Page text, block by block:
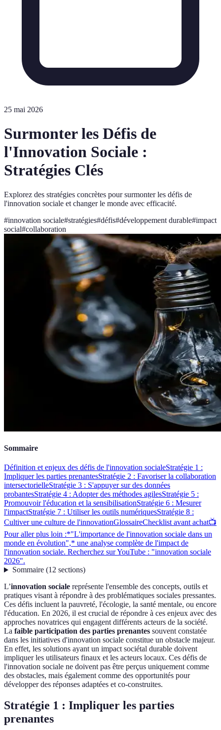
25 mai 2026
Surmonter les Défis de
l'Innovation Sociale :
Stratégies Clés
Explorez des stratégies concrètes pour surmonter les défis de
l'innovation sociale et changer le monde avec efficacité.
#innovation sociale#stratégies#défis#développement durable#impact
social#collaboration
Sommaire
Définition et enjeux des défis de l'innovation socialeStratégie 1 :
Impliquer les parties prenantesStratégie 2 : Favoriser la collaboration
intersectorielleStratégie 3 : S'appuyer sur des données
probantesStratégie 4 : Adopter des méthodes agilesStratégie 5 :
Promouvoir l'éducation et la sensibilisationStratégie 6 : Mesurer
l'impactStratégie 7 : Utiliser les outils numériquesStratégie 8 :
Cultiver une culture de l'innovationGlossaireChecklist avant achat📺
Pour aller plus loin :*"L'importance de l'innovation sociale dans un
monde en évolution",* une analyse complète de l'impact de
l'innovation sociale. Recherchez sur YouTube : "innovation sociale
2026".
Sommaire(12 sections)
L’innovation sociale représente l'ensemble des concepts, outils et
pratiques visant à répondre à des problématiques sociales pressantes.
Ces défis incluent la pauvreté, l'écologie, la santé mentale, ou encore
l'éducation. En 2026, il est crucial de répondre à ces enjeux avec des
approches novatrices qui engagent différents acteurs de la société.
La faible participation des parties prenantes souvent constatée
dans les initiatives d'innovation sociale constitue un obstacle majeur.
En effet, les solutions ayant un impact sociétal durable doivent
impliquer les utilisateurs finaux et les acteurs locaux. Ces défis de
l'innovation sociale ne doivent pas être perçus uniquement comme
des obstacles, mais également comme des opportunités pour
développer des réponses adaptées et co-construites.
Stratégie 1 : Impliquer les parties
prenantes